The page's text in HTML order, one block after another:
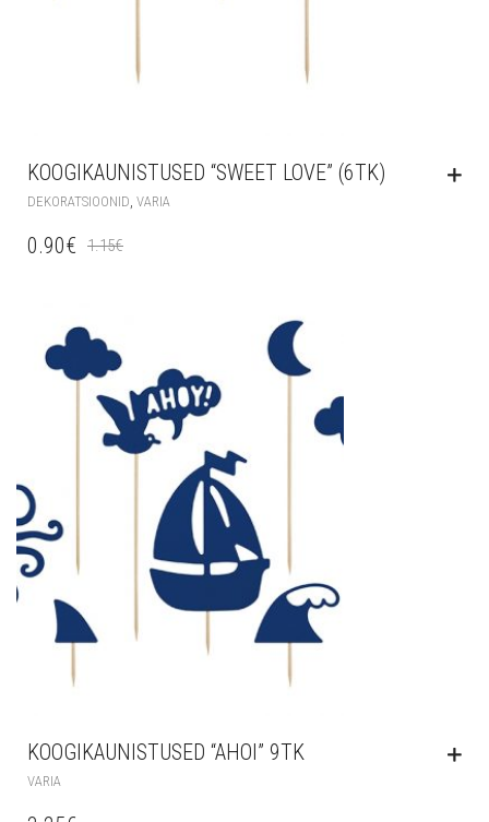
KOOGIKAUNISTUSED “SWEET LOVE” (6TK)
DEKORATSIOONID VARIA
1.15€
0.90€
KOOGIKAUNISTUSED “AHOI” 9TK
VARIA